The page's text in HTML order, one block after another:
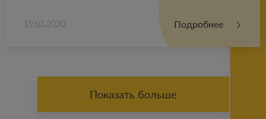
19.03.2020 Подробнее
Показать больше